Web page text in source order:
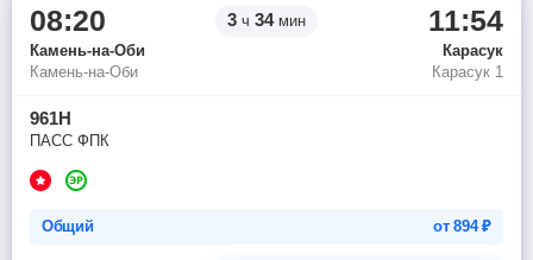
08:20 3 ч 34мин 11:54
Камень-на-Оби
Карасук
Камень-на-Оби
Карасук 1
961Н
ПАСС ФПК
Общий от894₽